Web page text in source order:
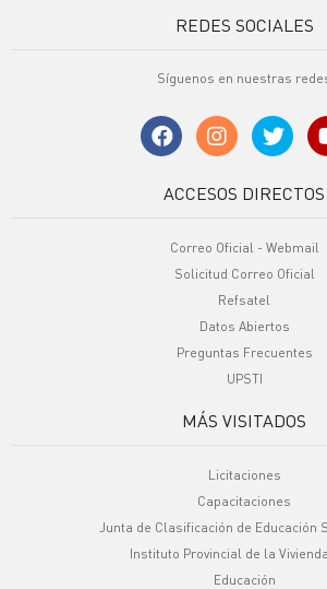
REDES SOCIALES
Síguenos en nuestras
ACCESOS DIRECTOS
Correo Oficial - Webmail
Solicitud Correo Oficial
Refsatel
Datos Abiertos
Preguntas Frecuentes
UPSTI
MÁS VISITADOS
Licitaciones
Capacitaciones
Junta de Clasificación de Educación
Instituto Provincial de la Vivienda
Educación